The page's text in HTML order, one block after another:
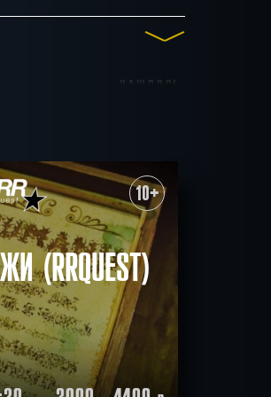
НАШЛОСЬ
ВСЕ КВЕСТЫ
10+
(RRQUEST)